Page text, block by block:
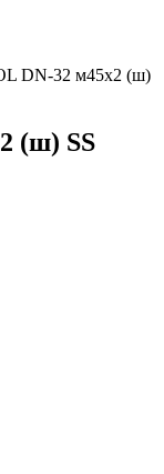
DN-32 м45x2 (ш)
(ш) SS